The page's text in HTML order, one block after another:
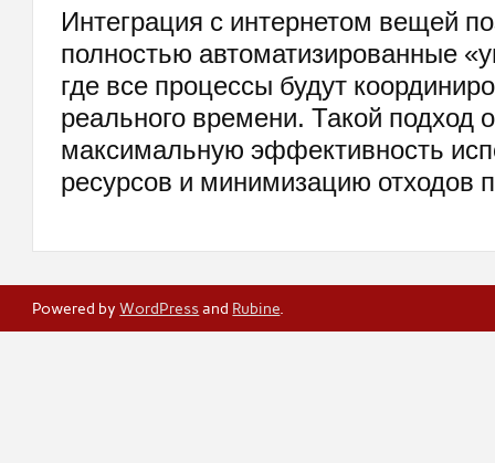
Интеграция с интернетом вещей
полностью автоматизированные
где все процессы будут
реального времени. Такой подход
максимальную эффективность
ресурсов и минимизацию отходов
Powered byWordPressand Rubine